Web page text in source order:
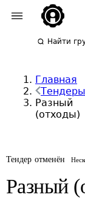
Найти
Главная
Тендеры
Разный
(отходы)
Тендер отменён
Разный